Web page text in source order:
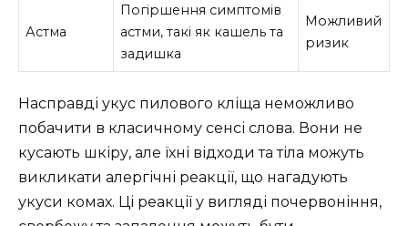
Астма
Погіршення симптомів
астми, такі як кашель та
задишка
Можливий
ризик
Насправді укус пилового кліща неможливо
побачити в класичному сенсі слова. Вони не
кусають шкіру, але їхні відходи та тіла можуть
викликати алергічні реакції, що нагадують
укуси комах. Ці реакції у вигляді почервоніння,